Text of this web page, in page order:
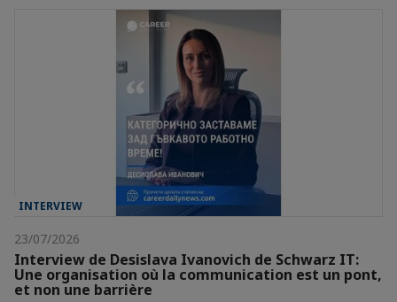
INTERVIEW
23/07/2026
Interview de Desislava Ivanovich de Schwarz IT:
Une organisation où la communication est un pont,
et non une barrière